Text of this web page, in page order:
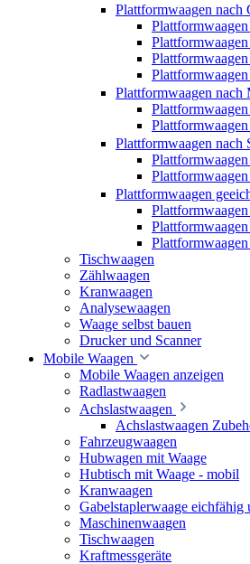
Plattformwaagen nach
Plattformwaagen nach
Plattformwaagen nach
Plattformwaagen
Tischwaagen
Zählwaagen
Kranwaagen
Analysewaagen
Waage selbst bauen
Drucker und Scanner
Mobile Waagen
Mobile Waagen anzeigen
Radlastwaagen
Achslastwaagen
Achslastwaagen
Fahrzeugwaagen
Hubwagen mit Waage
Hubtisch mit Waage - mobil
Kranwaagen
Gabelstaplerwaage eichfähig
Maschinenwaagen
Tischwaagen
Kraftmessgeräte